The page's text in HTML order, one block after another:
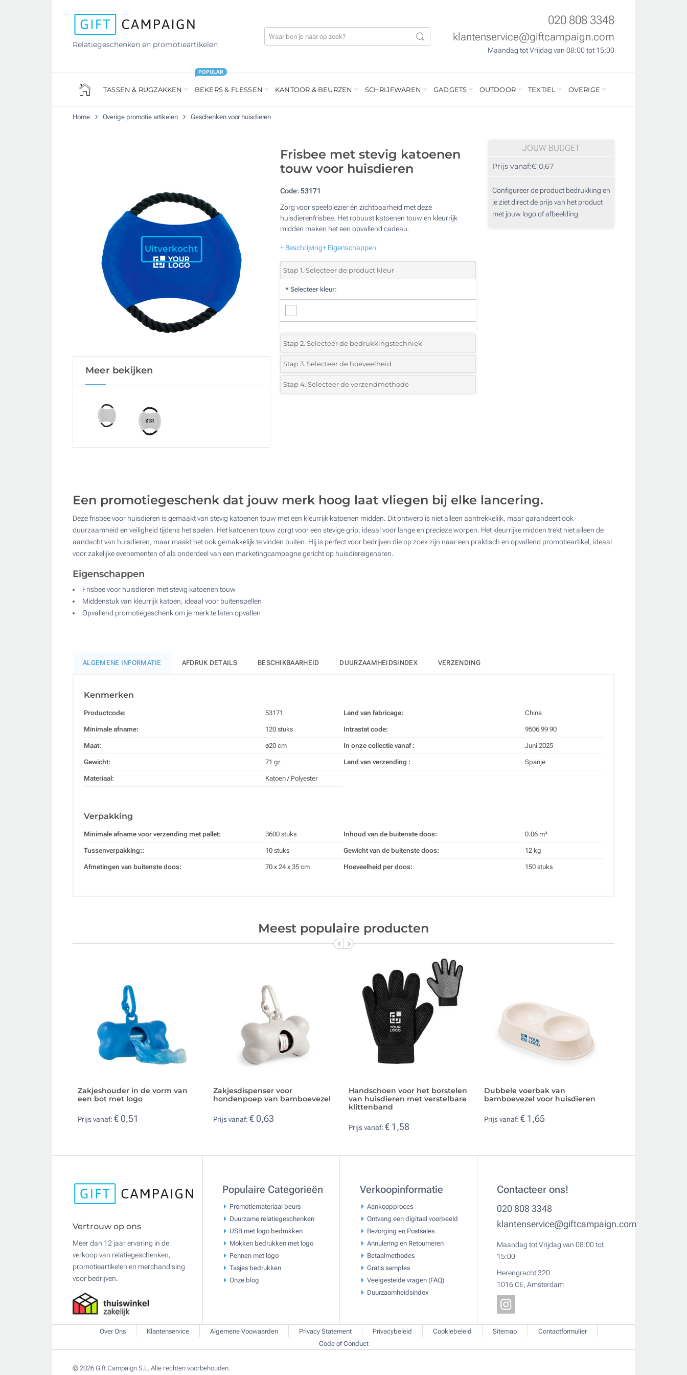
Relatiegeschenken en promotieartikelen
020 808 3348
klantenservice@giftcampaign.com
Maandag tot Vrijdag van 08:00 tot 15:00
TASSEN & RUGZAKKEN BEKERS & FLESSEN
POPULAR
KANTOOR & BEURZEN SCHRIJFWAREN GADGETS OUTDOOR TEXTIEL OVERIGE
Home Overige promotie artikelen Geschenken voor huisdieren
Uitverkocht
Meer bekijken
Frisbee met stevig katoenen
touw voor huisdieren
Code:53171
Zorg voor speelplezier én zichtbaarheid met deze
huisdierenfrisbee. Het robuust katoenen touw en kleurrijk
midden maken het een opvallend cadeau.
+ Beschrijving+ Eigenschappen
Stap 1. Selecteer de product kleur
* Selecteer kleur:
Stap 2. Selecteer de bedrukkingstechniek
*Selecteer de bedrukking en kleuren van het logo:
1 Kleur (Aan een zijde)
Stap 3. Selecteer de hoeveelheid
*Selecteer uit de lijst of voeg het gewenste aantal in
2400
Kies jouw aantal : Update
Stap 4. Selecteer de verzendmethode
JOUW BUDGET
Prijs vanaf:€ 0,67
Configureer de product bedrukking en
je ziet direct de prijs van het product
met jouw logo of afbeelding
Een promotiegeschenk dat jouw merk hoog laat vliegen bij elke lancering.
Deze frisbee voor huisdieren is gemaakt van stevig katoenen touw met een kleurrijk katoenen midden. Dit ontwerp is niet alleen aantrekkelijk, maar garandeert ook
duurzaamheid en veiligheid tijdens het spelen. Het katoenen touw zorgt voor een stevige grip, ideaal voor lange en precieze worpen. Het kleurrijke midden trekt niet alleen de
aandacht van huisdieren, maar maakt het ook gemakkelijk te vinden buiten. Hij is perfect voor bedrijven die op zoek zijn naar een praktisch en opvallend promotieartikel, ideaal
voor zakelijke evenementen of als onderdeel van een marketingcampagne gericht op huisdiereigenaren.
Eigenschappen
Frisbee voor huisdieren met stevig katoenen touw
Middenstuk van kleurrijk katoen, ideaal voor buitenspellen
Opvallend promotiegeschenk om je merk te laten opvallen
ALGEMENE INFORMATIE AFDRUK DETAILS BESCHIKBAARHEID DUURZAAMHEIDSINDEX VERZENDING
Kenmerken
Productcode: 53171
Minimale afname: 120 stuks
Maat: ø20 cm
Gewicht: 71 gr
Materiaal: Katoen / Polyester
Land van fabricage: China
Intrastat code: 9506 99 90
In onze collectie vanaf : Juni 2025
Land van verzending : Spanje
Verpakking
Minimale afname voor verzending met pallet: 3600 stuks
Tussenverpakking:: 10 stuks
Afmetingen van buitenste doos: 70 x 24 x 35 cm
Inhoud van de buitenste doos: 0.06 m³
Gewicht van de buitenste doos: 12 kg
Hoeveelheid per doos: 150 stuks
Meest populaire producten
Zakjeshouder in de vorm van
een bot met logo
Prijs vanaf: € 0,51
Zakjesdispenser voor
hondenpoep van bamboevezel
Prijs vanaf: € 0,63
Handschoen voor het borstelen
van huisdieren met verstelbare
klittenband
Prijs vanaf: € 1,58
Dubbele voerbak van
bamboevezel voor huisdieren
Prijs vanaf: € 1,65
Vertrouw op ons
Meer dan 12 jaar ervaring in de
verkoop van relatiegeschenken,
promotieartikelen en merchandising
voor bedrijven.
Populaire Categorieën
Promotiemateriaal beurs
Duurzame relatiegeschenken
USB met logo bedrukken
Mokken bedrukken met logo
Pennen met logo
Tasjes bedrukken
Onze blog
Verkoopinformatie
Aankoopproces
Ontvang een digitaal voorbeeld
Bezorging en Postsales
Annulering en Retourneren
Betaalmethodes
Gratis samples
Veelgestelde vragen (FAQ)
Duurzaamheidsindex
Contacteer ons!
020 808 3348
klantenservice@giftcampaign.com
Maandag tot Vrijdag van 08:00 tot
15:00
Herengracht 320
1016 CE, Amsterdam
Over Ons Klantenservice Algemene Voowaarden Privacy Statement Privacybeleid Cookiebeleid Sitemap
Contactformulier
Code of Conduct
© 2026 Gift Campaign S.L. Alle rechten voorbehouden.